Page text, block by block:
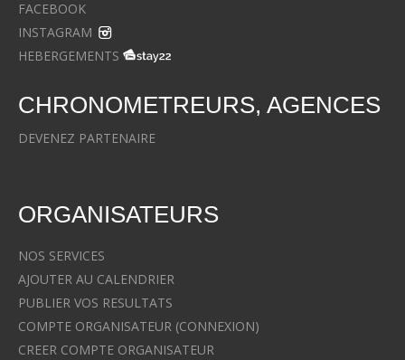
FACEBOOK
INSTAGRAM
HEBERGEMENTS
CHRONOMETREURS, AGENCES
DEVENEZ PARTENAIRE
ORGANISATEURS
NOS SERVICES
AJOUTER AU CALENDRIER
PUBLIER VOS RESULTATS
COMPTE ORGANISATEUR (CONNEXION)
CREER COMPTE ORGANISATEUR